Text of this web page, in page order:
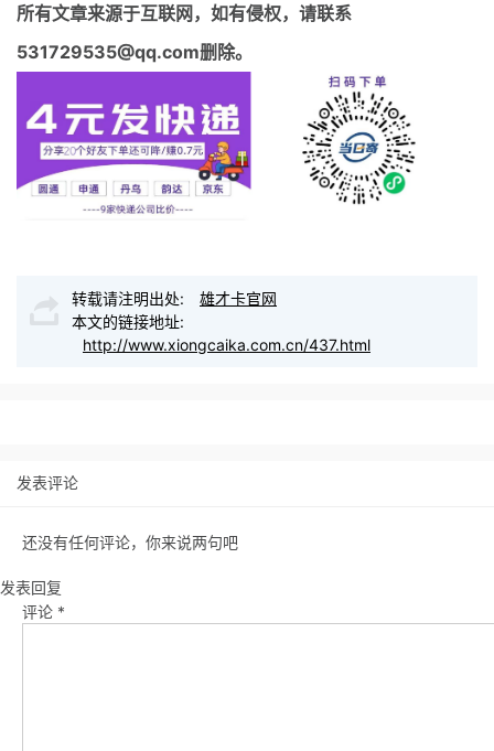
所有文章来源于互联网，如有侵权，请联系
531729535@qq.com删除。
转载请注明出处:
雄才卡官网
本文的链接地址:
http://www.xiongcaika.com.cn/437.html
发表评论
还没有任何评论，你来说两句吧
发表回复
评论 *